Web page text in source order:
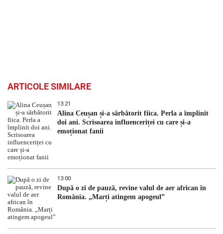
ARTICOLE SIMILARE
13:21
Alina Ceușan și-a sărbătorit fiica. Perla a împlinit
doi ani. Scrisoarea influenceriței cu care și-a
emoționat fanii
13:00
După o zi de pauză, revine valul de aer african în
România. „Marți atingem apogeul”